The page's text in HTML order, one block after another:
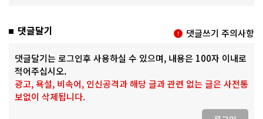
댓글달기 댓글쓰기 주의사항
댓글달기는 로그인후 사용하실 수 있으며, 내용은 100자 이내로
적어주십시오.
광고, 욕설, 비속어, 인신공격과 해당 글과 관련 없는 글은 사전통
보없이 삭제됩니다.